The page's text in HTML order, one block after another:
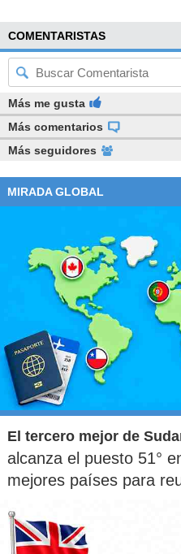
COMENTARISTAS
Más me gusta
Más comentarios
Más seguidores
MIRADA GLOBAL
El tercero mejor de
alcanza el puesto 51°
mejores países para